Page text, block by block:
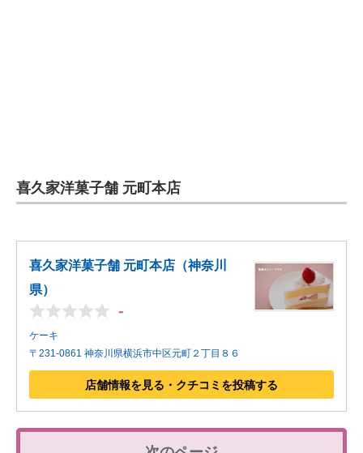
喜久家洋菓子舗 元町本店
喜久家洋菓子舗 元町本店（神奈川
県）
-
ケーキ
〒231-0861 神奈川県横浜市中区元町２丁目８６
店舗情報を見る・クチコミを投稿する